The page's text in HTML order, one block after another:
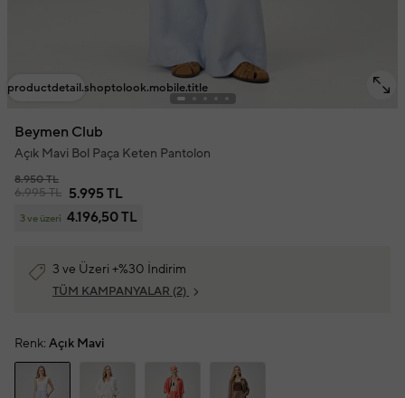
productdetail.shoptolook.mobile.title
Beymen Club
Açık Mavi Bol Paça Keten Pantolon
8.950 TL
6.995 TL 5.995 TL
3 ve üzeri 4.196,50 TL
3 ve Üzeri +%30 İndirim
TÜM KAMPANYALAR (2)
Renk: Açık Mavi